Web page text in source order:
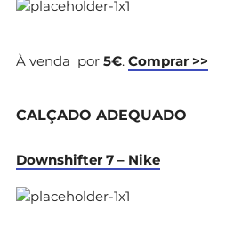
À venda por 5€. Comprar >>
CALÇADO ADEQUADO
Downshifter 7 – Nike